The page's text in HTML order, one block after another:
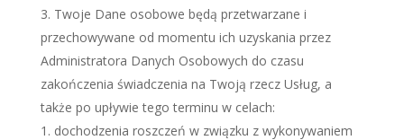
Twoje Dane osobowe będą przetwarzane i
przechowywane od momentu ich uzyskania przez
Administratora Danych Osobowych do czasu
zakończenia świadczenia na Twoją rzecz Usług, a
także po upływie tego terminu w celach:
dochodzenia roszczeń w związku z wykonywaniem